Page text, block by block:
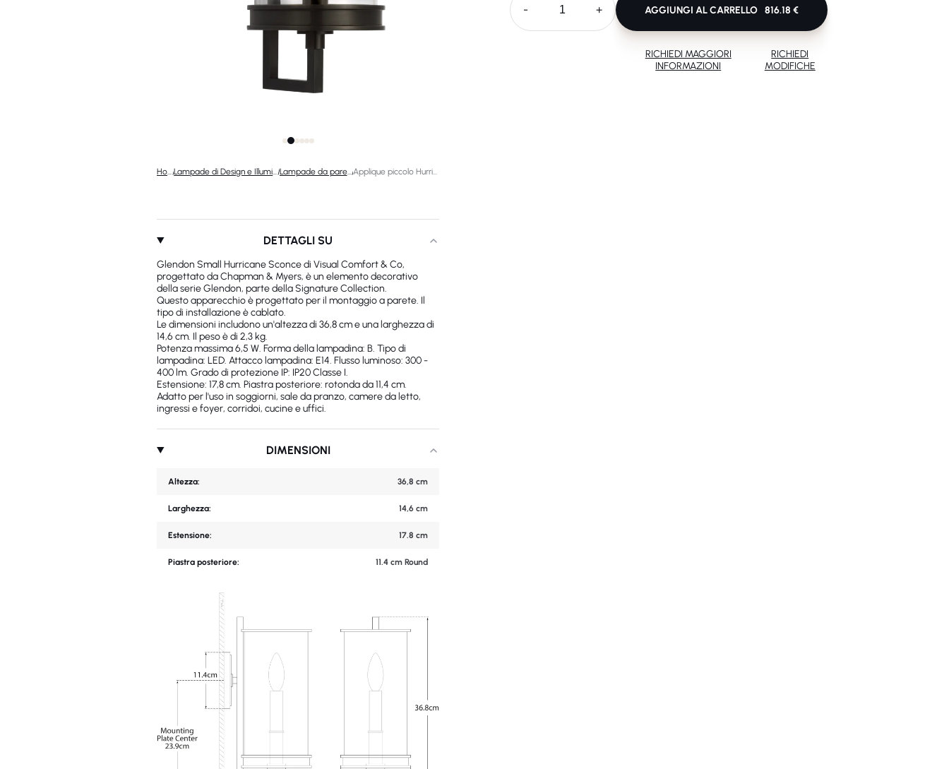
Home / Lampade di Design e Illuminazione di Lusso / Lampade da parete di design / Applique piccolo Hurricane Glendon
DETTAGLI SU
Glendon Small Hurricane Sconce di Visual Comfort & Co,
progettato da Chapman & Myers, è un elemento decorativo
della serie Glendon, parte della Signature Collection.
Questo apparecchio è progettato per il montaggio a parete. Il
tipo di installazione è cablato.
Le dimensioni includono un'altezza di 36,8 cm e una larghezza di
14,6 cm. Il peso è di 2,3 kg.
Potenza massima 6,5 ​​W. Forma della lampadina: B. Tipo di
lampadina: LED. Attacco lampadina: E14. Flusso luminoso: 300 -
400 lm. Grado di protezione IP: IP20 Classe I.
Estensione: 17,8 cm. Piastra posteriore: rotonda da 11,4 cm.
Adatto per l'uso in soggiorni, sale da pranzo, camere da letto,
ingressi e foyer, corridoi, cucine e uffici.
DIMENSIONI
Altezza: 36,8 cm
Larghezza: 14,6 cm
Estensione: 17.8 cm
Piastra posteriore: 11.4 cm Round
- + AGGIUNGI AL CARRELLO 816.18 €
RICHIEDI MAGGIORI
INFORMAZIONI
RICHIEDI
MODIFICHE